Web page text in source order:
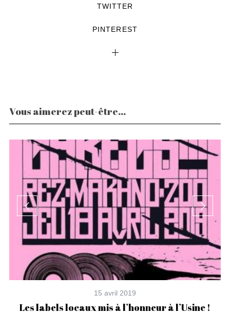
TWITTER
PINTEREST
Vous aimerez peut-être...
15 avril 2019
Les labels locaux mis à l’honneur à l’Usine !